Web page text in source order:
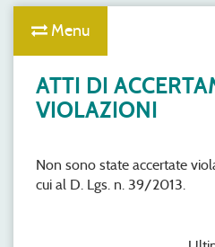
Menu
ATTI DI
VIOLAZIONI
Non sono state accertate
cui al D. Lgs. n. 39/2013.